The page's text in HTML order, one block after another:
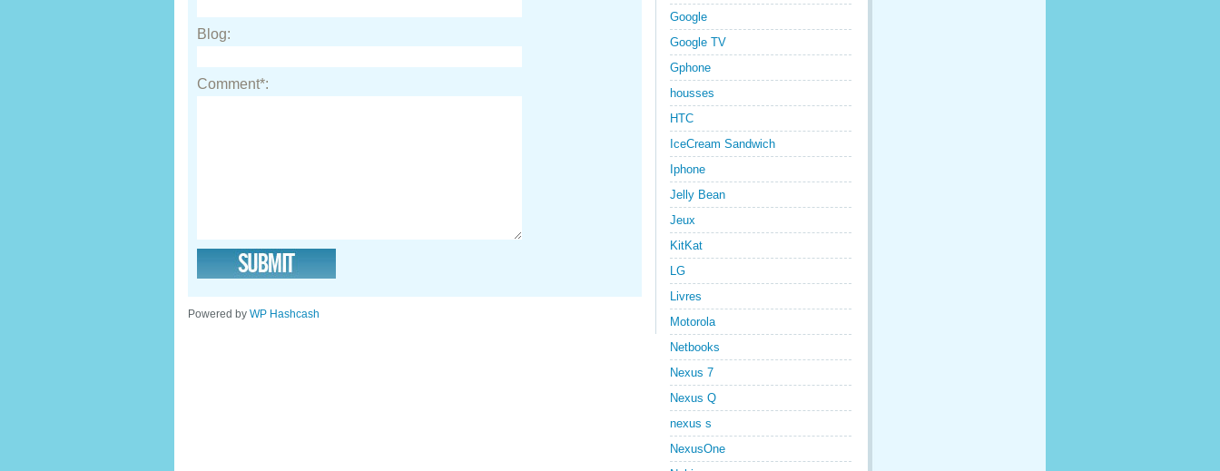
Blog:
Comment*:
Powered by WP Hashcash
Google
Google TV
Gphone
housses
HTC
IceCream Sandwich
Iphone
Jelly Bean
Jeux
KitKat
LG
Livres
Motorola
Netbooks
Nexus 7
Nexus Q
nexus s
NexusOne